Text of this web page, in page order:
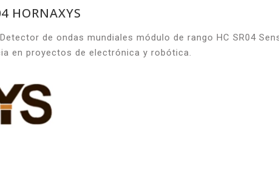
de ondas mundiales módulo de rango HC SR04
en proyectos de electrónica y robótica.